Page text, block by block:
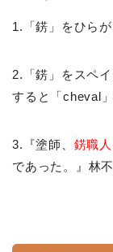
1.「錺」をひら
2.「錺」をスペ
すると「cheval
3.『塗師、 錺職人
であった。』林